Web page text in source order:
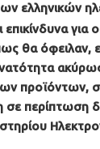
ελληνικών
για
θα όφειλαν,
προϊόντων,
σε περίπτωση